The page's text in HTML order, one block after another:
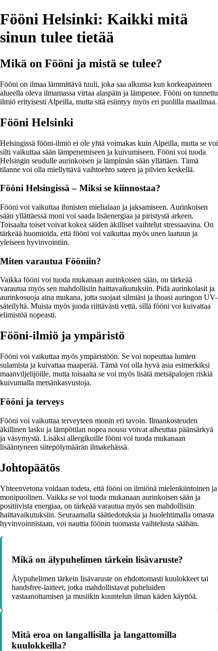
Fööni Helsinki: Kaikki mitä
sinun tulee tietää
Mikä on Fööni ja mistä se tulee?
Fööni on ilmaa lämmittävä tuuli, joka saa alkunsa kun korkeapaineen
alueella oleva ilmamassa virtaa alaspäin ja lämpenee. Fööni on tunnettu
ilmiö erityisesti Alpeilla, mutta sitä esiintyy myös eri puolilla maailmaa.
Fööni Helsinki
Helsingissä fööni-ilmiö ei ole yhtä voimakas kuin Alpeilla, mutta se voi
silti vaikuttaa sään lämpenemiseen ja kuivumiseen. Fööni voi tuoda
Helsingin seudulle aurinkoisen ja lämpimän sään yllättäen. Tämä
tilanne voi olla miellyttävä vaihtoehto sateen ja pilvien keskellä.
Fööni Helsingissä – Miksi se kiinnostaa?
Fööni voi vaikuttaa ihmisten mielialaan ja jaksamiseen. Aurinkoisen
sään yllättäessä moni voi saada lisäenergiaa ja piristystä arkeen.
Toisaalta toiset voivat kokea säiden äkilliset vaihtelut stressaavina. On
tärkeää huomioida, että fööni voi vaikuttaa myös unen laatuun ja
yleiseen hyvinvointiin.
Miten varautua Fööniin?
Vaikka fööni voi tuoda mukanaan aurinkoisen sään, on tärkeää
varautua myös sen mahdollisiin haittavaikutuksiin. Pidä aurinkolasit ja
aurinkosuoja aina mukana, jotta suojaat silmiäsi ja ihoasi auringon UV-
säteilyltä. Muista myös juoda riittävästi vettä, sillä fööni voi kuivattaa
elimistöä nopeasti.
Fööni-ilmiö ja ympäristö
Fööni voi vaikuttaa myös ympäristöön. Se voi nopeuttaa lumien
sulamista ja kuivattaa maaperää. Tämä voi olla hyvä asia esimerkiksi
maanviljelijöille, mutta toisaalta se voi myös lisätä metsäpalojen riskiä
kuivumalla metsänkasvustoja.
Fööni ja terveys
Fööni voi vaikuttaa terveyteen monin eri tavoin. Ilmankosteuden
äkillinen lasku ja lämpötilan nopea nousu voivat aiheuttaa päänsärkyä
ja väsymystä. Lisäksi allergikoille fööni voi tuoda mukanaan
lisääntyneen siitepölymäärän ilmakehässä.
Johtopäätös
Yhteenvetona voidaan todeta, että fööni on ilmiönä mielenkiintoinen ja
monipuolinen. Vaikka se voi tuoda mukanaan aurinkoisen sään ja
positiivista energiaa, on tärkeää varautua myös sen mahdollisiin
haittavaikutuksiin. Seuraamalla säätiedotuksia ja huolehtimalla omasta
hyvinvoinnistaan, voi nauttia föönin tuomasta vaihtelusta säähän.
Mikä on älypuhelimen tärkein lisävaruste?
Älypuhelimen tärkein lisävaruste on ehdottomasti kuulokkeet tai
handsfree-laitteet, jotka mahdollistavat puheluiden
vastaanottamisen ja musiikin kuuntelun ilman käden käyttöä.
Mitä eroa on langallisilla ja langattomilla
kuulokkeilla?